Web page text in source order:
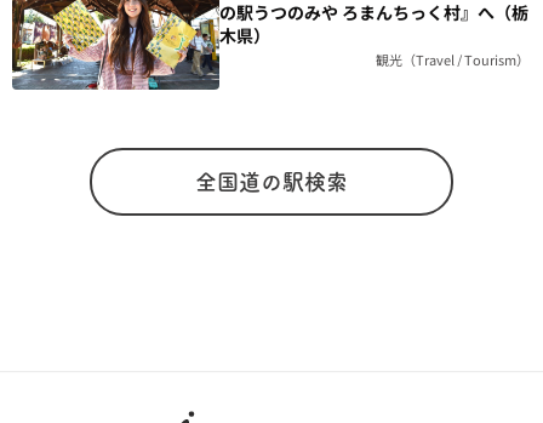
の駅うつのみや ろまんちっく村』へ（栃
木県）
観光（Travel / Tourism）
全国道の駅検索